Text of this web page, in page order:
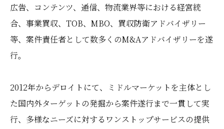
広告、コンテンツ、通信、物流業界等における経宮統
合、事業買収、TOB、MBO、買収防衛アドバイザリー
等、案件責任者として数多くのM&Aアドバイザリーを遂
行。
2012年からデロイトにて、ミドルマーケットを主体とし
た国内外ターゲットの発掘から案件遂行まで一貫して実
行、多様なニーズに対するワンストップサービスの提供